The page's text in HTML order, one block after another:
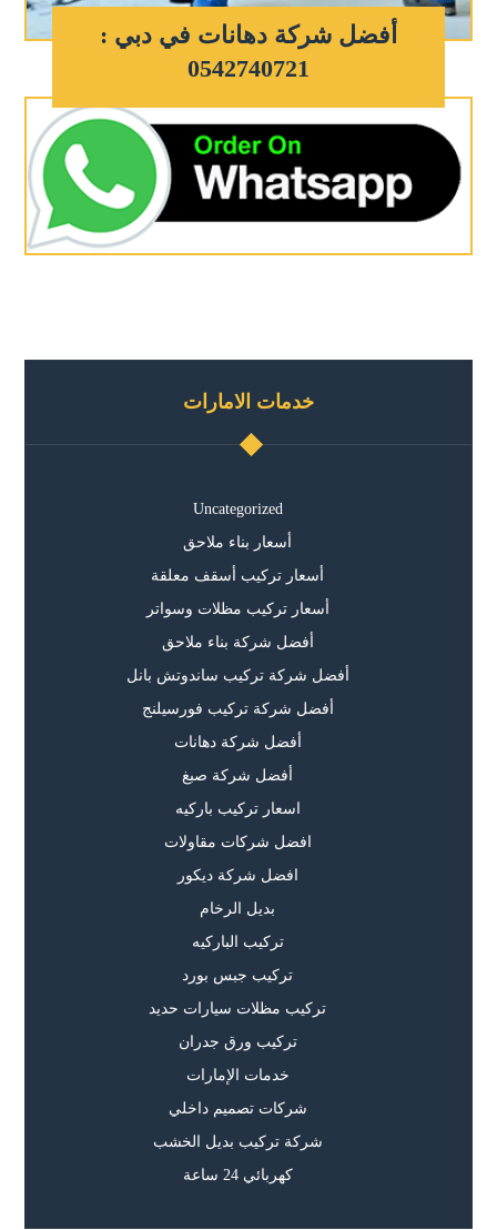
أفضل شركة دهانات في دبي :
0542740721
خدمات الامارات
Uncategorized
أسعار بناء ملاحق
أسعار تركيب أسقف معلقة
أسعار تركيب مظلات وسواتر
أفضل شركة بناء ملاحق
أفضل شركة تركيب ساندوتش بانل
أفضل شركة تركيب فورسيلنج
أفضل شركة دهانات
أفضل شركة صبغ
اسعار تركيب باركيه
افضل شركات مقاولات
افضل شركة ديكور
بديل الرخام
تركيب الباركيه
تركيب جبس بورد
تركيب مظلات سيارات حديد
تركيب ورق جدران
خدمات الإمارات
شركات تصميم داخلي
شركة تركيب بديل الخشب
كهربائي 24 ساعة